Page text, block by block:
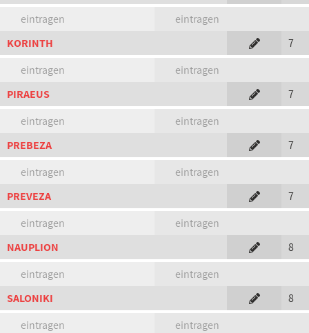
eintragen
eintragen
KORINTH
7
eintragen
eintragen
PIRAEUS
7
eintragen
eintragen
PREBEZA
7
eintragen
eintragen
PREVEZA
7
eintragen
eintragen
NAUPLION
8
eintragen
eintragen
SALONIKI
8
eintragen
eintragen